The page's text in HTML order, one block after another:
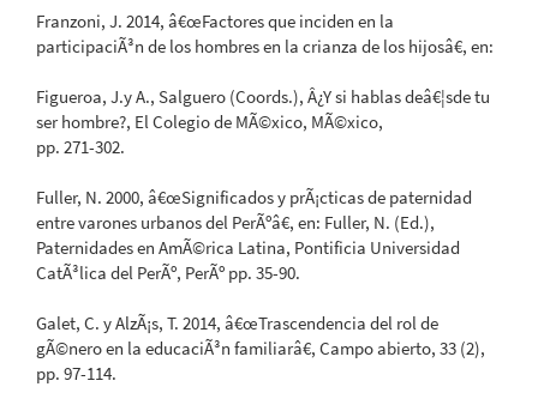
Franzoni, J. 2014, â€œFactores que inciden en la
participaciÃ³n de los hombres en la crianza de los hijosâ€, en:
Figueroa, J.y A., Salguero (Coords.), Â¿Y si hablas deâ€¦sde tu
ser hombre?, El Colegio de MÃ©xico, MÃ©xico,
pp. 271-302.
Fuller, N. 2000, â€œSignificados y prÃ¡cticas de paternidad
entre varones urbanos del PerÃºâ€, en: Fuller, N. (Ed.),
Paternidades en AmÃ©rica Latina, Pontificia Universidad
CatÃ³lica del PerÃº, PerÃº pp. 35-90.
Galet, C. y AlzÃ¡s, T. 2014, â€œTrascendencia del rol de
gÃ©nero en la educaciÃ³n familiarâ€, Campo abierto, 33 (2),
pp. 97-114.